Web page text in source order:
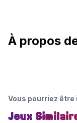
À propos
Vous pourriez
Jeux